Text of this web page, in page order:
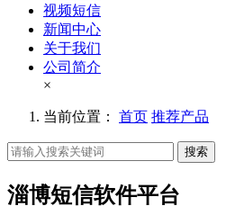
视频短信
新闻中心
关于我们
公司简介
×
当前位置： 首页 推荐产品
搜索
淄博短信软件平台